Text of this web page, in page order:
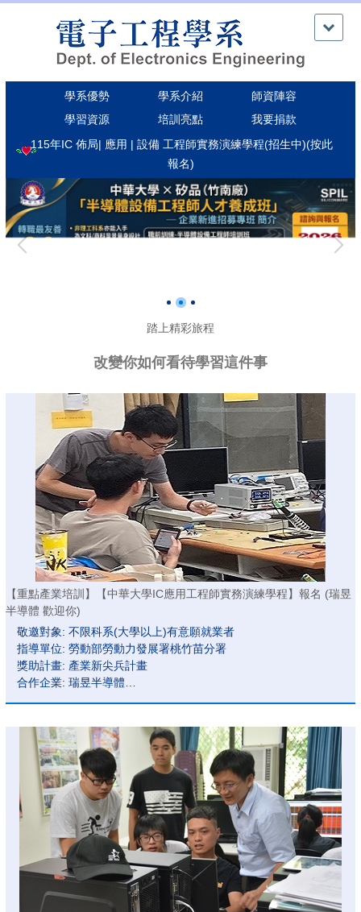
內
學系優勢 學系介紹
師資陣容
學習資源
培訓亮點
我要捐款
115年IC 佈局| 應用 | 設備 工程師實務演練學程(招生中)(按此
報名)
踏上精彩旅程
改變你如何看待學習這件事
【重點產業培訓】【中華大學IC應用工程師實務演練學程】報名 (瑞昱
半導體 歡迎你)
敬邀對象: 不限科系(大學以上)有意願就業者
指導單位: 勞動部勞動力發展署桃竹苗分署
獎助計畫: 產業新尖兵計畫
合作企業: 瑞昱半導體
未滿30歲待業青年 適用產業新尖兵計畫!
30位席次~智慧電子產業就業機會~趁現在!
歡迎加入~產品驗證工程師 / FPGA 應用工程師
自111年起 ~ 年年開班~115年招生中 歡迎報名~